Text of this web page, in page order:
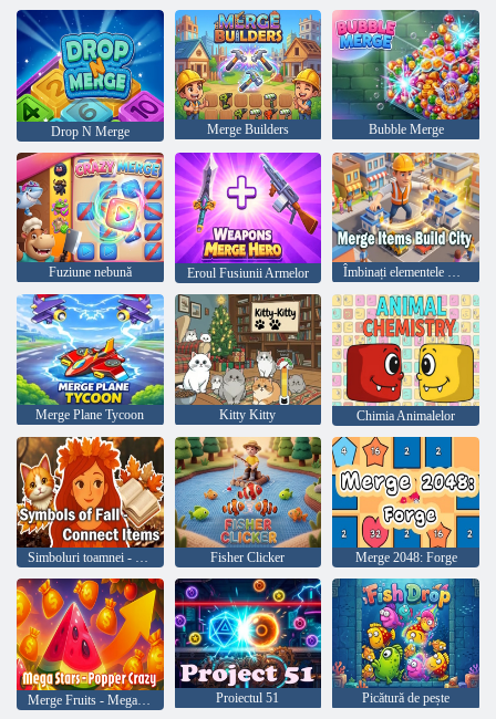
Drop N Merge Merge Builders Bubble Merge
Fuziune nebună Eroul Fusiunii Armelor Îmbinați elementele Construiți orașul
Merge Plane Tycoon Kitty Kitty Chimia Animalelor
Fisher Clicker Merge 2048: Forge
Proiectul 51 Picătură de pește